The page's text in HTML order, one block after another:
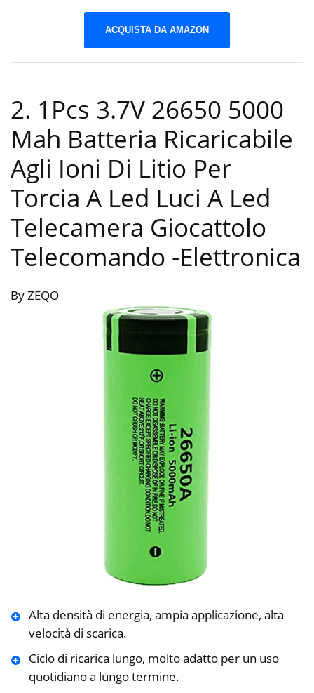
ACQUISTA DA AMAZON
2. 1Pcs 3.7V 26650 5000
Mah Batteria Ricaricabile
Agli Ioni Di Litio Per
Torcia A Led Luci A Led
Telecamera Giocattolo
Telecomando -Elettronica
By ZEQO
Alta densità di energia, ampia applicazione, alta
velocità di scarica.
Ciclo di ricarica lungo, molto adatto per un uso
quotidiano a lungo termine.